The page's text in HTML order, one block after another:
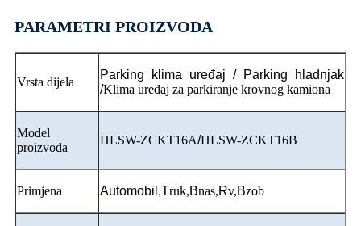
PARAMETRI PROIZVODA
Vrsta dijela
Parking klima uređaj / Parking hladnjak
/Klima uređaj za parkiranje krovnog kamiona
Model
proizvoda
HLSW-ZCKT16A/HLSW-ZCKT16B
Primjena Automobil,Truk,Bnas,Rv,Bzob